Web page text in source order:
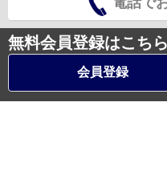
無料会員登録はこちら
会員登録